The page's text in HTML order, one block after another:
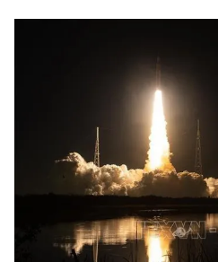
VTV Money